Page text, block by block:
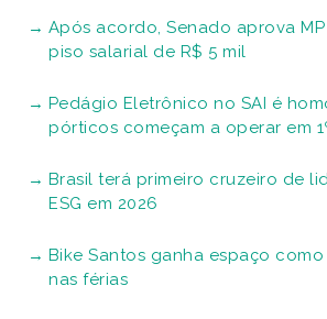
Após acordo, Senado aprova
piso salarial de R$ 5 mil
Pedágio Eletrônico no SAI é
pórticos começam a operar em
Brasil terá primeiro cruzeiro de
ESG em 2026
Bike Santos ganha espaço
nas férias